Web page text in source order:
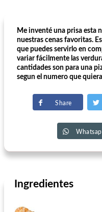
Me inventé una prisa esta
nuestras cenas favoritas.
que puedes servirlo en
variar fácilmente las
cantidades son para una
segun el numero que
Share
Ingredientes